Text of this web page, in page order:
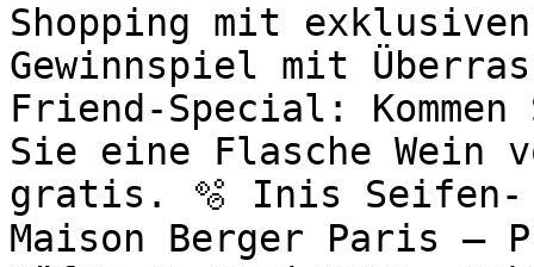
Shopping mit
Gewinnspiel mit
Friend-Special:
Sie eine Flasche Wein
gratis. 🫧 Inis Seifen-
Maison Berger Paris –